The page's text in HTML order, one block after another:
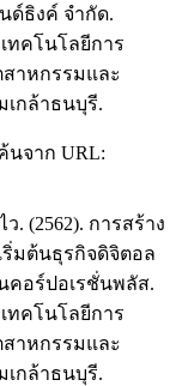
ด์ธิงค์ จำกัด.
คโนโลยีการ
าหกรรมและ
เกล้าธนบุรี.
นจาก URL:
. (2562). การสร้าง
ริ่มต้นธุรกิจดิจิตอล
คอร์ปอเรชั่นพลัส.
คโนโลยีการ
าหกรรมและ
เกล้าธนบุรี.